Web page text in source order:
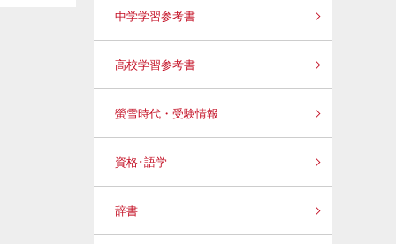
中学学習参考書
高校学習参考書
螢雪時代・受験情報
資格･語学
辞書